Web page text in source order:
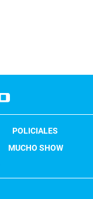
POLICIALES
MUCHO SHOW